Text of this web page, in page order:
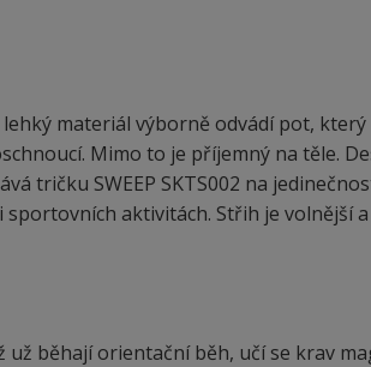
materiál výborně odvádí pot,
Mimo to je příjemný na těle.
tričku SWEEP SKTS002 na
aktivitách. Střih je volnější a
už běhají orientační běh, učí se krav